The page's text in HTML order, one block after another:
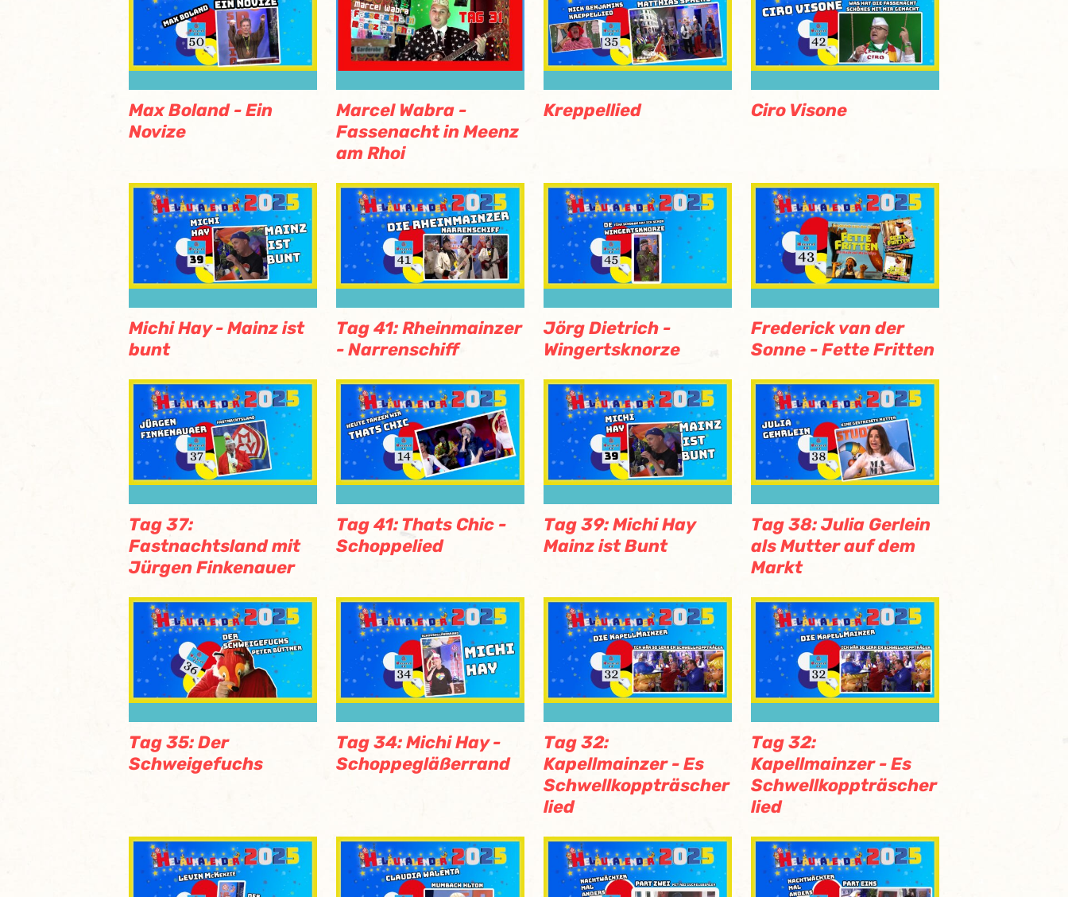
Max Boland - Ein
Novize
Marcel Wabra -
Fassenacht in Meenz
am Rhoi
Kreppellied Ciro Visone
Michi Hay - Mainz ist
bunt
Tag 41: Rheinmainzer
- Narrenschiff
Jörg Dietrich -
Wingertsknorze
Frederick van der
Sonne - Fette Fritten
Tag 37:
Fastnachtsland mit
Jürgen Finkenauer
Tag 41: Thats Chic -
Schoppelied
Tag 39: Michi Hay
Mainz ist Bunt
Tag 38: Julia Gerlein
als Mutter auf dem
Markt
Tag 35: Der
Schweigefuchs
Tag 34: Michi Hay -
Schoppegläßerrand
Tag 32:
Kapellmainzer - Es
Schwellkoppträscher
lied
Tag 32:
Kapellmainzer - Es
Schwellkoppträscher
lied